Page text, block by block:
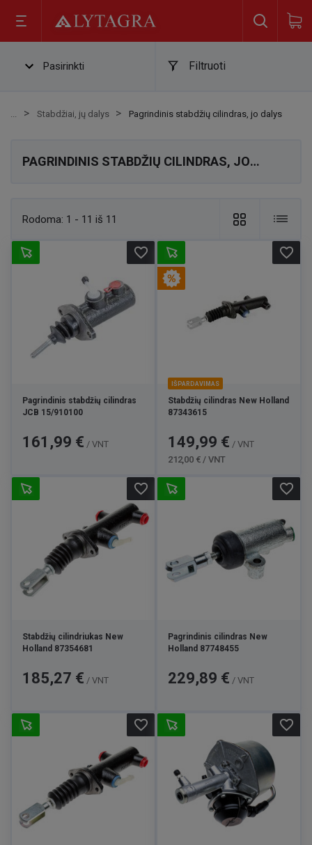
Pasirinkti Filtruoti
Stabdžiai, jų dalys Pagrindinis stabdžių cilindras, jo dalys
PAGRINDINIS STABDŽIŲ CILINDRAS, JO
Rodoma: 1 - 11 iš 11
Pagrindinis stabdžių cilindras
JCB 15/910100
Kaina
161,99 € / VNT
favorite_border
IŠPARDAVIMAS
Stabdžių cilindras New Holland
87343615
Kaina
149,99 € / VNT
212,00 € / VNT
favorite_border
Stabdžių cilindriukas New
Holland 87354681
Kaina
185,27 € / VNT
favorite_border
Pagrindinis cilindras New
Holland 87748455
Kaina
229,89 € / VNT
favorite_border
favorite_border favorite_border